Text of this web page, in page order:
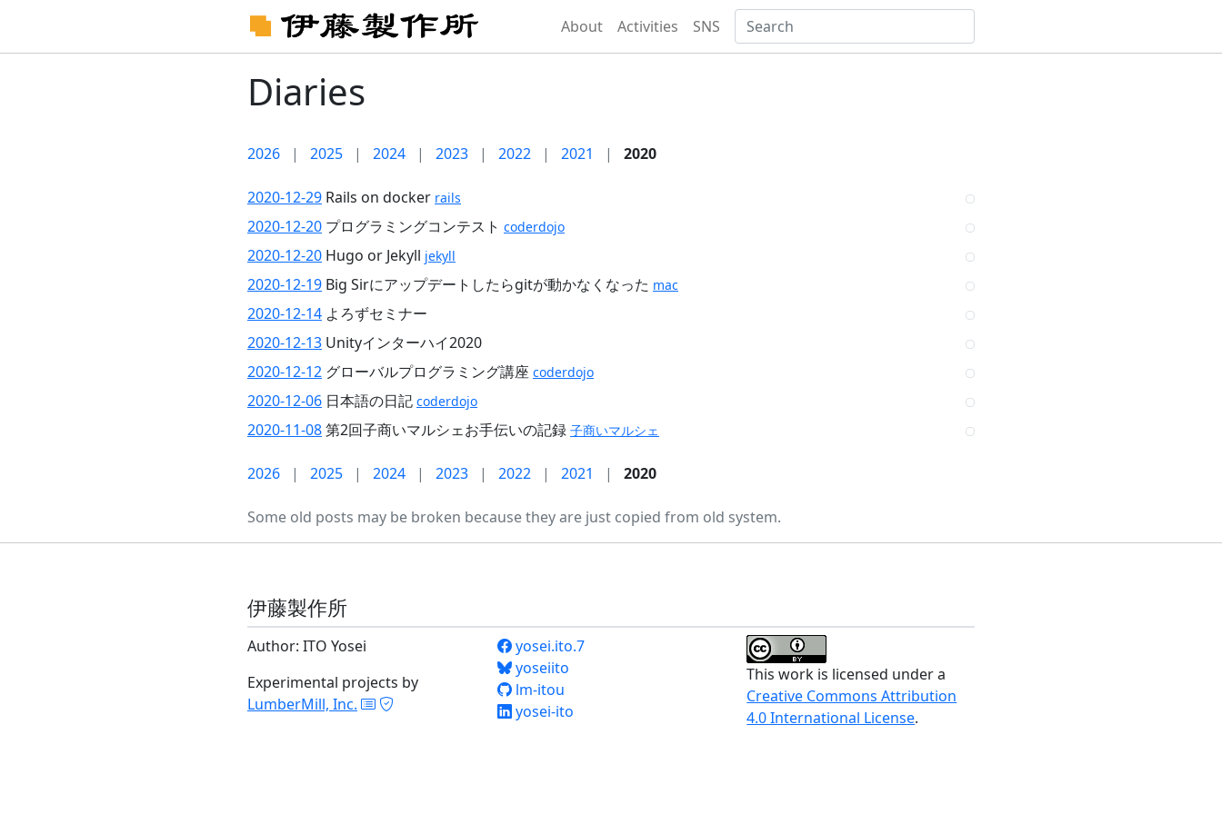
About Activities SNS
Diaries
2026 | 2025 | 2024 | 2023 | 2022 | 2021 | 2020
2020-12-29 Rails on docker rails
2020-12-20 プログラミングコンテスト coderdojo
2020-12-20 Hugo or Jekyll jekyll
2020-12-19 Big Sirにアップデートしたらgitが動かなくなった mac
2020-12-14 よろずセミナー
2020-12-13 Unityインターハイ2020
2020-12-12 グローバルプログラミング講座 coderdojo
2020-12-06 日本語の日記 coderdojo
2020-11-08第2回子商いマルシェお手伝いの記録 子商いマルシェ
2026 | 2025 | 2024 | 2023 | 2022 | 2021 | 2020
Some old posts may be broken because they are just copied from old system.
伊藤製作所
Author: ITO Yosei
Experimental projects by
LumberMill, Inc.
yosei.ito.7
yoseiito
lm-itou
yosei-ito
This work is licensed under a
Creative Commons Attribution
4.0 International License.